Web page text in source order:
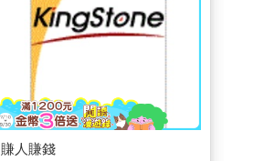
賺人賺錢